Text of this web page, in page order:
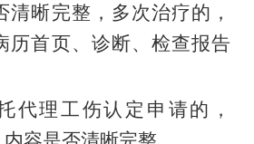
清晰完整，多次治疗的，
历首页、诊断、检查报告
代理工伤认定申请的，